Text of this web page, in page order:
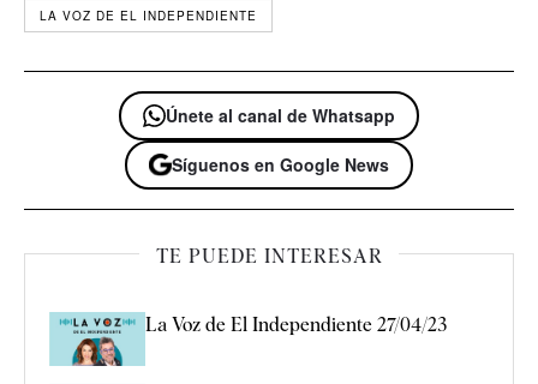
LA VOZ DE EL INDEPENDIENTE
Únete al canal de Whatsapp
Síguenos en Google News
TE PUEDE INTERESAR
La Voz de El Independiente 27/04/23